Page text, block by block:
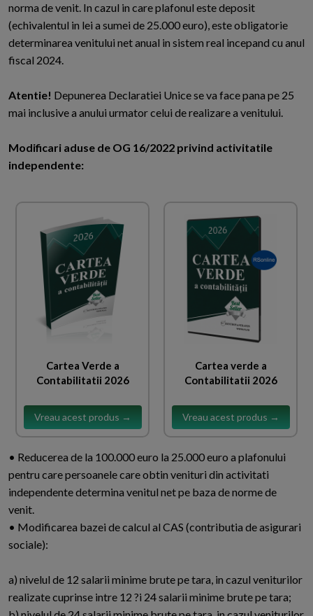
norma de venit. In cazul in care plafonul este deposit
(echivalentul in lei a sumei de 25.000 euro), este obligatorie
determinarea venitului net anual in sistem real incepand cu anul
fiscal 2024.
Atentie! Depunerea Declaratiei Unice se va face pana pe 25
mai inclusive a anului urmator celui de realizare a venitului.
Modificari aduse de OG 16/2022 privind activitatile
independente:
Cartea Verde a
Contabilitatii 2026
Vreau acest produs →
Cartea verde a
Contabilitatii 2026
Vreau acest produs →
• Reducerea de la 100.000 euro la 25.000 euro a plafonului
pentru care persoanele care obtin venituri din activitati
independente determina venitul net pe baza de norme de
venit.
• Modificarea bazei de calcul al CAS (contributia de asigurari
sociale):
a) nivelul de 12 salarii minime brute pe tara, in cazul veniturilor
realizate cuprinse intre 12 ?i 24 salarii minime brute pe tara;